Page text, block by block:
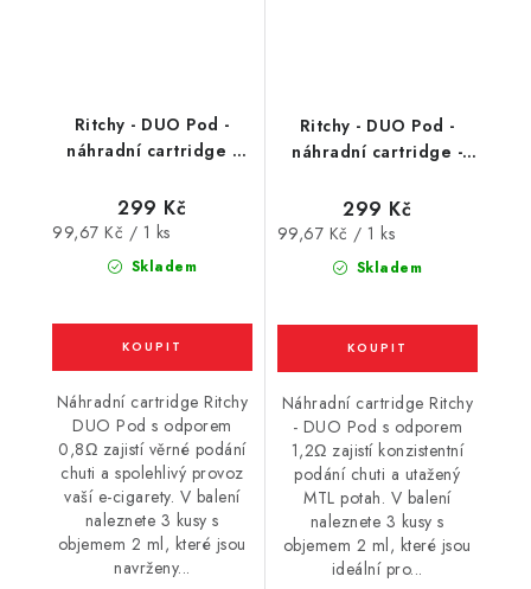
Ritchy - DUO Pod -
náhradní cartridge -
Skladem
299 Kč
Měrná
99,67 Kč / 1 ks
Náhradní cartridge Ritchy
DUO Pod s odporem
0,8Ω zajistí věrné podání
chuti a spolehlivý provoz
vaší e-cigarety. V balení
naleznete 3 kusy s
objemem 2 ml, které jsou
navrženy...
Ritchy - DUO Pod -
náhradní cartridge -
Skladem
299 Kč
Měrná
99,67 Kč / 1 ks
Náhradní cartridge Ritchy
- DUO Pod s odporem
1,2Ω zajistí konzistentní
podání chuti a utažený
MTL potah. V balení
naleznete 3 kusy s
objemem 2 ml, které jsou
ideální pro...